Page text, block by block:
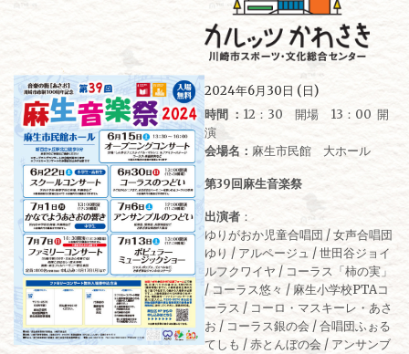
2024年6月30日 (日)
時間 ： 12：30 開場 13：00 開
演
会場名： 麻生市民館 大ホール
第39回麻生音楽祭
出演者 ：
ゆりがおか児童合唱団 / 女声合唱団
ゆり / アルページュ / 世田谷ジョイ
ルフクワイヤ / コーラス「柿の実」
/ コーラス悠々 / 麻生小学校PTAコ
ーラス / コーロ・マスキーレ・あさ
お / コーラス銀の会 / 合唱団ふぉる
てしも / 赤とんぼの会 / アンサンブ